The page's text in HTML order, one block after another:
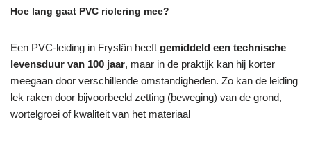
Hoe lang gaat PVC riolering mee?
Een PVC-leiding in Fryslân heeft gemiddeld een technische
levensduur van 100 jaar, maar in de praktijk kan hij korter
meegaan door verschillende omstandigheden. Zo kan de leiding
lek raken door bijvoorbeeld zetting (beweging) van de grond,
wortelgroei of kwaliteit van het materiaal